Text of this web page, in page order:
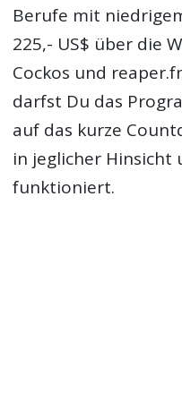
Berufe mit
225,- US$ über die
Cockos und
darfst Du das
auf das kurze
in jeglicher Hinsicht
funktioniert.